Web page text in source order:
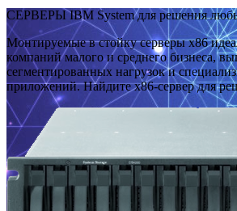
СЕРВЕРЫ IBM System для решения
Монтируемые в стойку серверы x86
компаний малого и среднего бизнеса,
сегментированных нагрузок и
приложений. Найдите x86-сервер для